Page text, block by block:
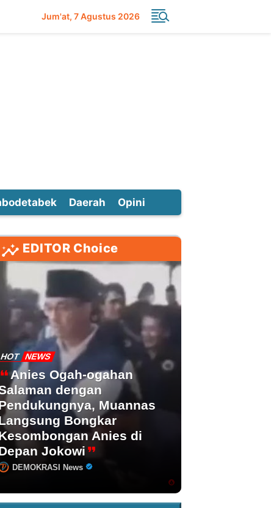
Jum'at 7 Agustus 2026
Daerah Opini
EDITOR Choice
HOT NEWS
Anies Ogah-ogahan
dengan
Muannas
Bongkar
Anies di
Jokowi
DEMOKRASI News